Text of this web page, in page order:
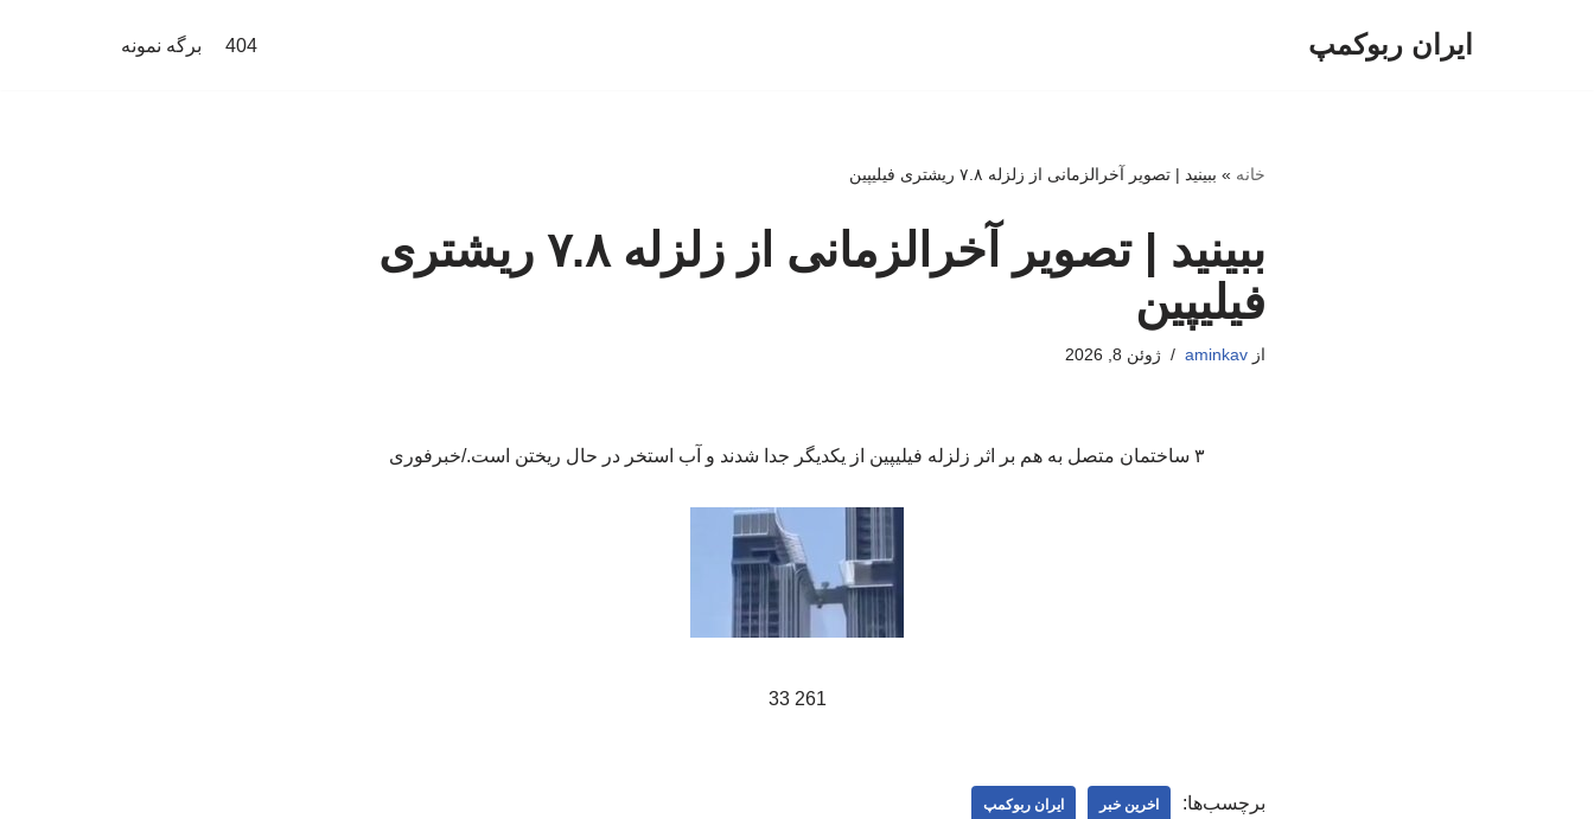
ایران ربوکمپ 404 برگه نمونه
خانه » ببینید | تصویر آخرالزمانی از زلزله ۷.۸ ریشتری‌ فیلیپین
ببینید | تصویر آخرالزمانی از زلزله ۷.۸ ریشتری‌
فیلیپین
ازaminkav ژوئن 8, 2026
۳ ساختمان متصل به هم بر اثر زلزله فیلیپین از یکدیگر جدا شدند و آب استخر در حال ریختن است./خبرفوری
261 33
برچسب‌ها: اخرین خبر ایران ربوکمپ